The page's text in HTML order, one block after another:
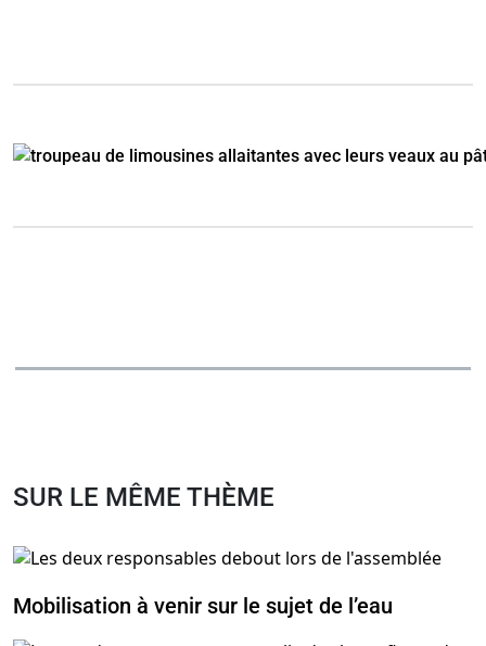
SUR LE MÊME THÈME
Mobilisation à venir sur le sujet de l’eau